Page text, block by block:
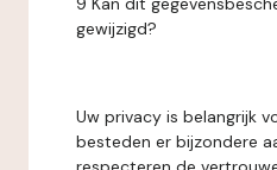
gewijzigd?
Uw privacy is belangrijk
besteden er bijzondere